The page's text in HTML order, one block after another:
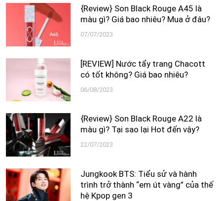
{Review} Son Black Rouge A45 là
màu gì? Giá bao nhiêu? Mua ở đâu?
07/07/2023
[REVIEW] Nước tẩy trang Chacott
có tốt không? Giá bao nhiêu?
06/08/2023
{Review} Son Black Rouge A22 là
màu gì? Tại sao lại Hot đến vậy?
22/07/2023
Jungkook BTS: Tiểu sử và hành
trình trở thành “em út vàng” của thế
hệ Kpop gen 3